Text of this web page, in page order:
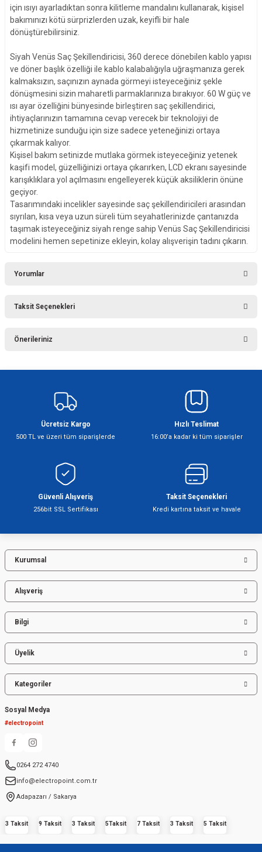
için ısıyı ayarladıktan sonra kilitleme mandalını kullanarak, kişisel
bakımınızı kötü sürprizlerden uzak, keyifli bir hale
dönüştürebilirsiniz.
Siyah Venüs Saç Şekillendiricisi, 360 derece dönebilen kablo yapısı
ve döner başlık özelliği ile kablo kalabalığıyla uğraşmanıza gerek
kalmaksızın, saçınızın aynada görmeyi isteyeceğiniz şekle
dönüşmesini sizin maharetli parmaklarınıza bırakıyor. 60 W güç ve
ısı ayar özelliğini bünyesinde birleştiren saç şekillendirici,
ihtiyaçlarınızın tamamına cevap verecek bir teknolojiyi de
hizmetinize sunduğu için size sadece yeteneğinizi ortaya
çıkarmak kalıyor.
Kişisel bakım setinizde mutlaka görmek isteyeceğiniz yetenek
kaşifi model, güzelliğinizi ortaya çıkarırken, LCD ekranı sayesinde
karışıklıklara yol açılmasını engelleyerek küçük aksiliklerin önüne
geçiyor.
Tasarımındaki incelikler sayesinde saç şekillendiricileri arasından
sıyrılan, kısa veya uzun süreli tüm seyahatlerinizde çantanızda
taşımak isteyeceğiniz siyah renge sahip Venüs Saç Şekillendiricisi
modelini hemen sepetinize ekleyin, kolay alışverişin tadını çıkarın.
Yorumlar
Taksit Seçenekleri
Önerileriniz
Görüş ve önerileriniz için teşekkür ederiz.
Ürün resmi kalitesiz, bozuk veya görüntülenemiyor.
Ürün bilgilerinde hatalar bulunuyor.
Ürün fiyatı diğer sitelerden daha pahalı.
Bu ürüne benzer farklı alternatifler olmalı.
Gönder
Ücretsiz Kargo
500 TL ve üzeri tüm siparişlerde
Hızlı Teslimat
16:00’a kadar ki tüm siparişler
Güvenli Alışveriş
256bit SSL Sertifikası
Taksit Seçenekleri
Kredi kartına taksit ve havale
Kurumsal
Alışveriş
Bilgi
Üyelik
Kategoriler
Sosyal Medya
#electropoint
0264 272 4740
info@electropoint.com.tr
Adapazarı / Sakarya
3 Taksit 9 Taksit 3 Taksit 5Taksit 7 Taksit 3 Taksit 5 Taksit